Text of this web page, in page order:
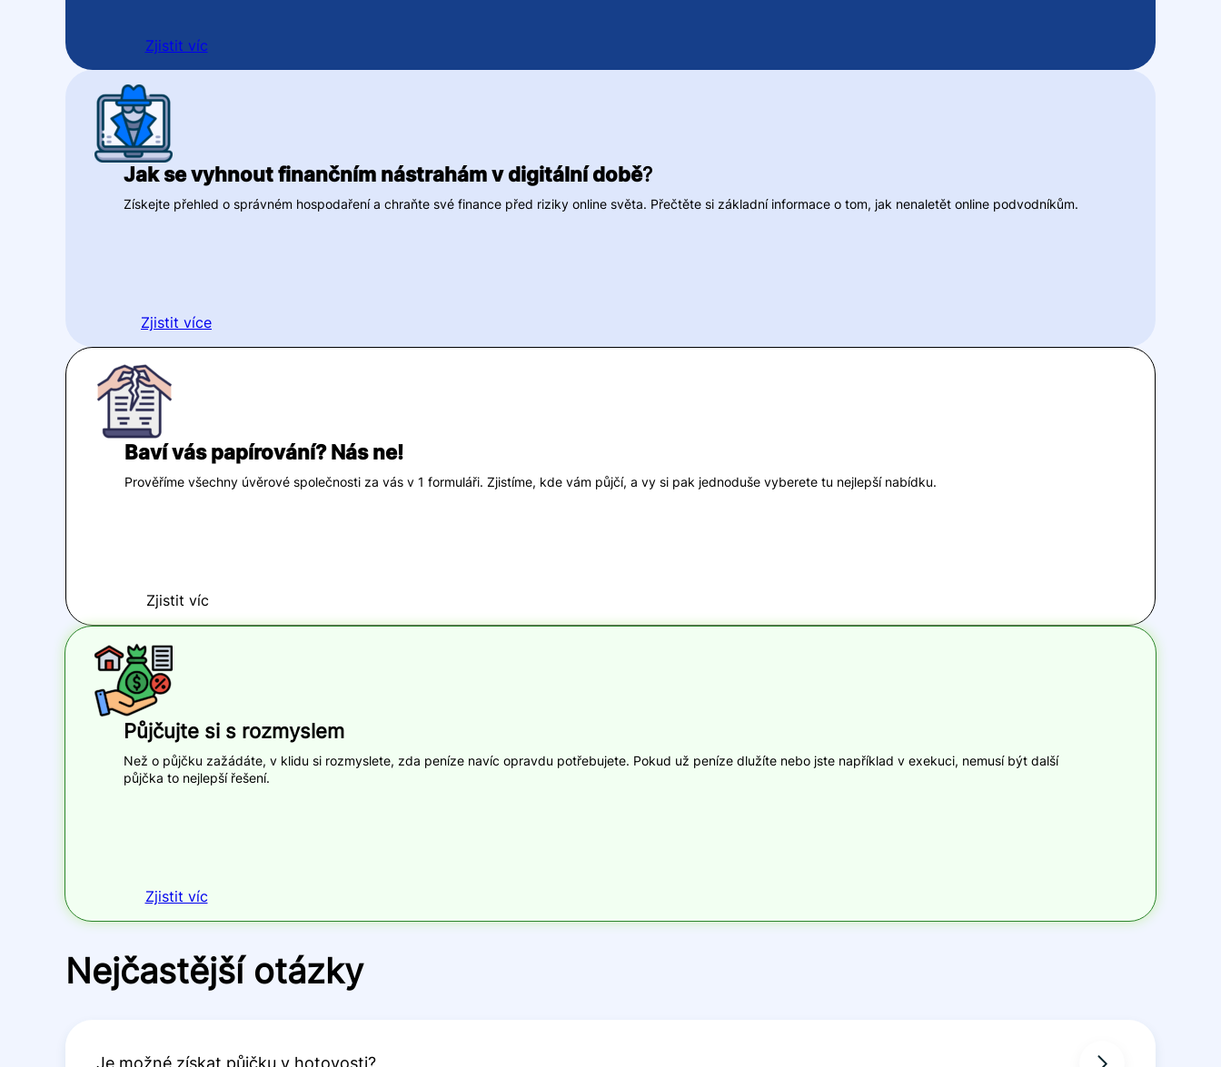
Zjistit víc
Jak se vyhnout finančním nástrahám v digitální době?
Získejte přehled o správném hospodaření a chraňte své finance před riziky online světa. Přečtěte si základní informace o tom, jak nenaletět online podvodníkům.
Zjistit více
Baví vás papírování? Nás ne!
Prověříme všechny úvěrové společnosti za vás v 1 formuláři. Zjistíme, kde vám půjčí, a vy si pak jednoduše vyberete tu nejlepší nabídku.
Zjistit víc
Půjčujte si s rozmyslem
Než o půjčku zažádáte, v klidu si rozmyslete, zda peníze navíc opravdu potřebujete. Pokud už peníze dlužíte nebo jste například v exekuci, nemusí být další
půjčka to nejlepší řešení.
Zjistit víc
Nejčastější otázky